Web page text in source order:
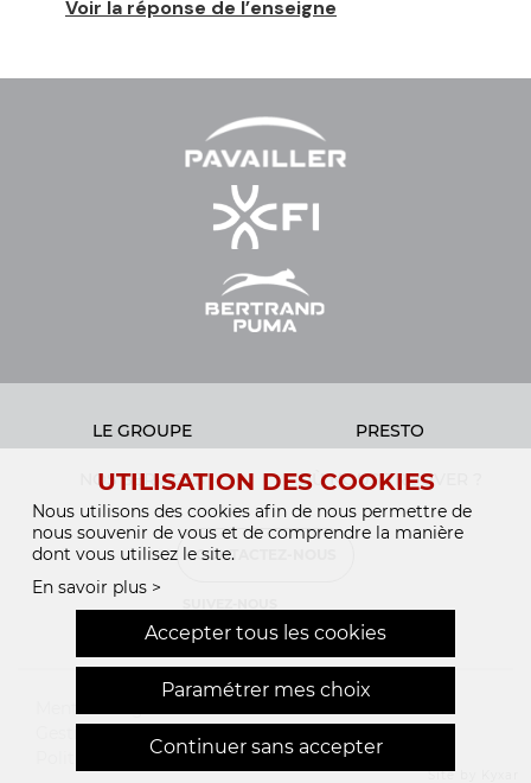
UTILISATION DES COOKIES
Nous utilisons des cookies afin de nous permettre de
nous souvenir de vous et de comprendre la manière
dont vous utilisez le site.
En savoir plus >
Accepter tous les cookies
Paramétrer mes choix
Continuer sans accepter
LE GROUPE PRESTO
NOS SERVICES OÙ NOUS TROUVER ?
CONTACTEZ-NOUS
Gestion des cookies
Politique de confidentialité
webdesign > creation web > developpement > SEO
Site by Kyxar